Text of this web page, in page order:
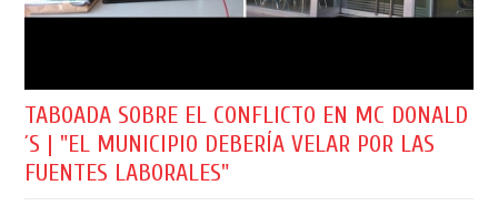
TABOADA SOBRE EL CONFLICTO EN MC DONALD
´S | "EL MUNICIPIO DEBERÍA VELAR POR LAS
FUENTES LABORALES"